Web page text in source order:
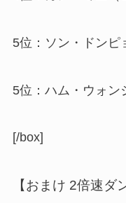
5位：ソン・ドンピ
5位：ハム・ウォン
[/box]
【おまけ 2倍速ダ